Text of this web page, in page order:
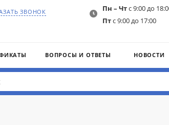
ЗВОНОК Пн – Чтс 9:00 до
Птс 9:00 до 17:00
ВОПРОСЫ И ОТВЕТЫ НОВОСТИ